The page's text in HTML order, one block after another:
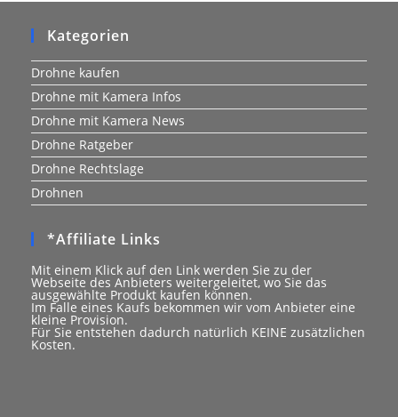
Kategorien
Drohne kaufen
Drohne mit Kamera Infos
Drohne mit Kamera News
Drohne Ratgeber
Drohne Rechtslage
Drohnen
*Affiliate Links
Mit einem Klick auf den Link werden Sie zu der
Webseite des Anbieters weitergeleitet, wo Sie das
ausgewählte Produkt kaufen können.
Im Falle eines Kaufs bekommen wir vom Anbieter eine
kleine Provision.
Für Sie entstehen dadurch natürlich KEINE zusätzlichen
Kosten.